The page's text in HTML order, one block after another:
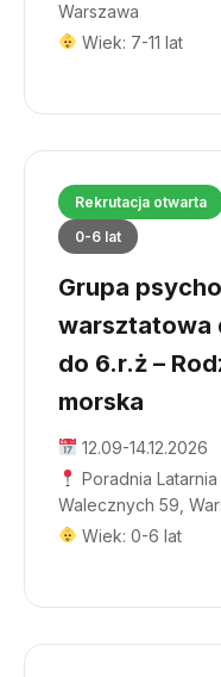
Warszawa
Wiek: 7-11 lat
Rekrutacja otwarta
0-6 lat
Grupa
warsztatowa
do 6.r.ż –
morska
12.09-14.12.2026
Poradnia
Walecznych 59,
Wiek: 0-6 lat